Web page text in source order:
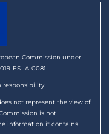
Commission under
ES-IA-0081.
responsibility
not represent the view of
is not
information it contains